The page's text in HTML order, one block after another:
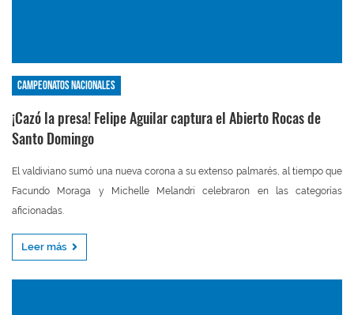
Campeonatos nacionales
¡Cazó la presa! Felipe Aguilar captura el Abierto Rocas de
Santo Domingo
El valdiviano sumó una nueva corona a su extenso palmarés, al tiempo que
Facundo Moraga y Michelle Melandri celebraron en las categorías
aficionadas.
Leer más